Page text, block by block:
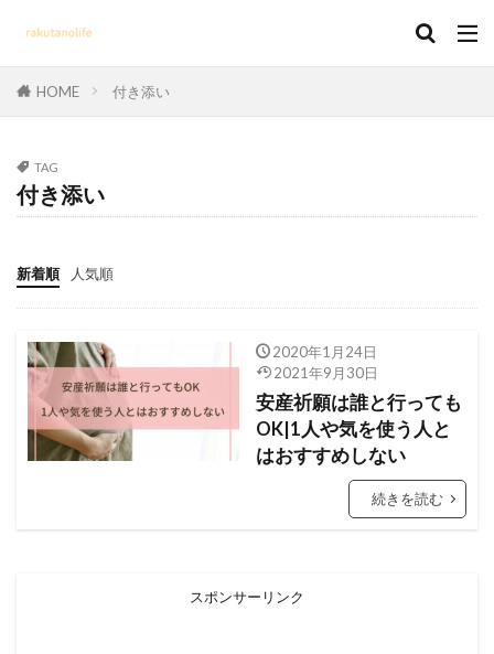
HOME 付き添い
TAG
付き添い
新着順 人気順
2020年1月24日
2021年9月30日
安産祈願は誰と行っても
OK|1人や気を使う人と
はおすすめしない
続きを読む
スポンサーリンク